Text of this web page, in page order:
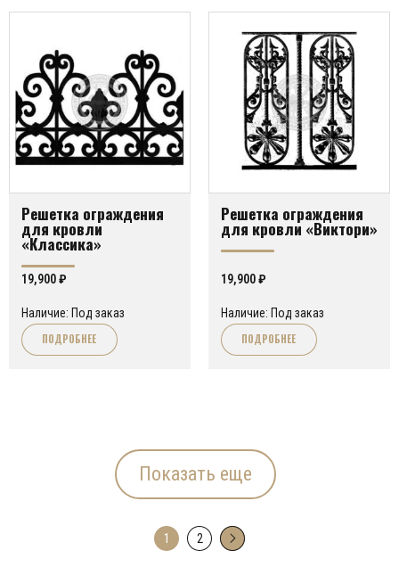
Решетка ограждения
для кровли
«Классика»
19,900₽
Наличие: Под заказ
ПОДРОБНЕЕ
Решетка ограждения
для кровли «Виктори»
19,900₽
Наличие: Под заказ
ПОДРОБНЕЕ
Показать еще
1 2 →